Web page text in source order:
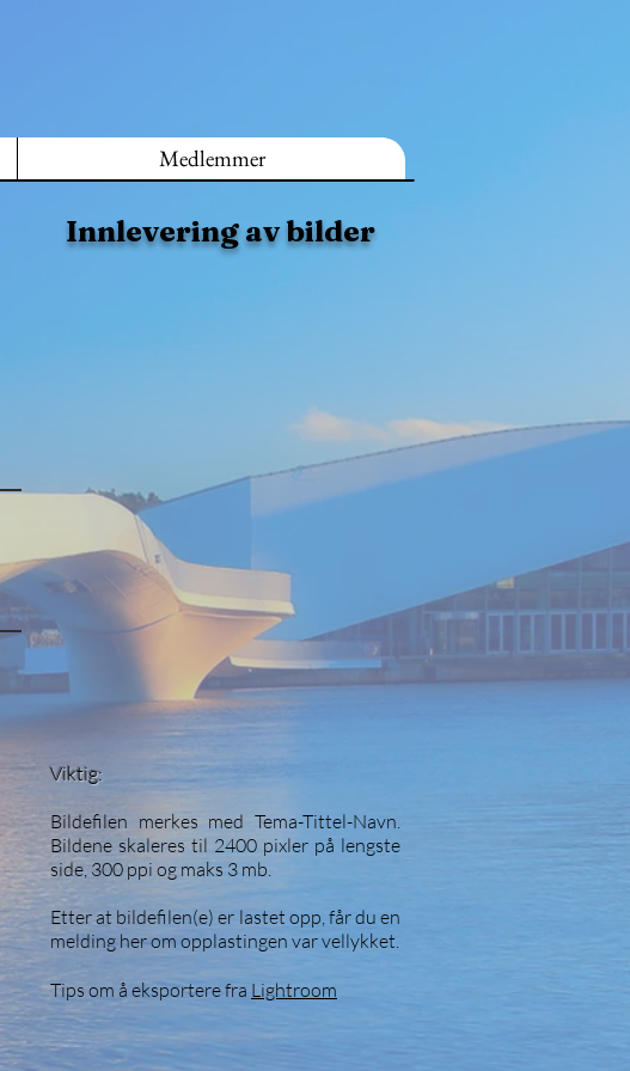
Medlemmer
Innlevering av bilder
Viktig:
Bildefilen merkes med Tema-Tittel-Navn.
Bildene skaleres til 2400 pixler på lengste
side, 300 ppi og maks 3 mb.
Etter at bildefilen(e) er lastet opp, får du en
melding her om opplastingen var vellykket.
Tips om å eksporterefra Lightroom